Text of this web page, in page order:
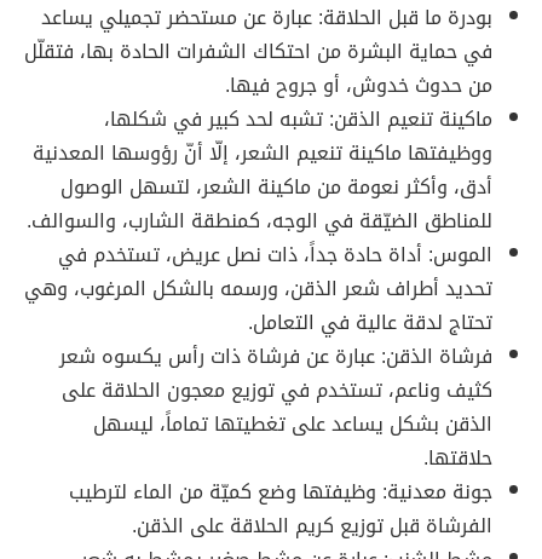
بودرة ما قبل الحلاقة: عبارة عن مستحضر تجميلي يساعد
في حماية البشرة من احتكاك الشفرات الحادة بها، فتقلّل
من حدوث خدوش، أو جروح فيها.
ماكينة تنعيم الذقن: تشبه لحد كبير في شكلها،
ووظيفتها ماكينة تنعيم الشعر، إلّا أنّ رؤوسها المعدنية
أدق، وأكثر نعومة من ماكينة الشعر، لتسهل الوصول
للمناطق الضيّقة في الوجه، كمنطقة الشارب، والسوالف.
الموس: أداة حادة جداً، ذات نصل عريض، تستخدم في
تحديد أطراف شعر الذقن، ورسمه بالشكل المرغوب، وهي
تحتاج لدقة عالية في التعامل.
فرشاة الذقن: عبارة عن فرشاة ذات رأس يكسوه شعر
كثيف وناعم، تستخدم في توزيع معجون الحلاقة على
الذقن بشكل يساعد على تغطيتها تماماً، ليسهل
حلاقتها.
جونة معدنية: وظيفتها وضع كميّة من الماء لترطيب
الفرشاة قبل توزيع كريم الحلاقة على الذقن.